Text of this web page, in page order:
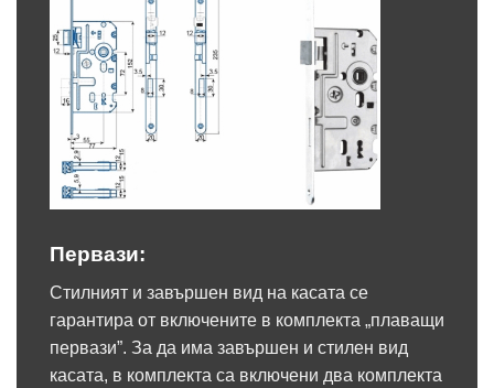
Первази:
Стилният и завършен вид на касата се
гарантира от включените в комплекта „плаващи
первази”. За да има завършен и стилен вид
касата, в комплекта са включени два комплекта